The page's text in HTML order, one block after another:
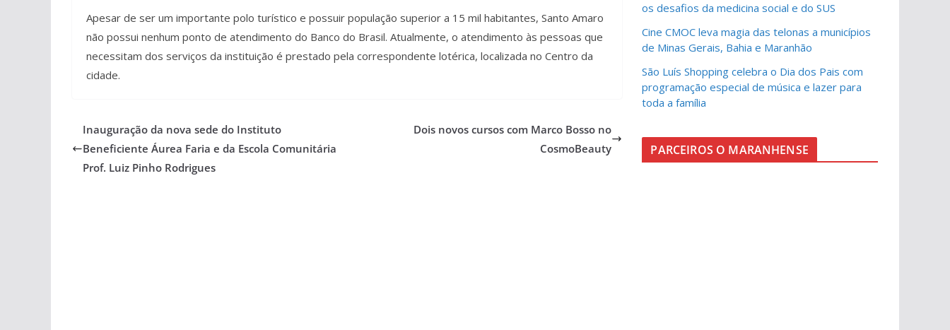
Apesar de ser um importante polo turístico e possuir população superior a 15 mil habitantes, Santo Amaro
não possui nenhum ponto de atendimento do Banco do Brasil. Atualmente, o atendimento às pessoas que
necessitam dos serviços da instituição é prestado pela correspondente lotérica, localizada no Centro da
cidade.
Inauguração da nova sede do Instituto
Beneficiente Áurea Faria e da Escola Comunitária
Prof. Luiz Pinho Rodrigues
Dois novos cursos com Marco Bosso no
CosmoBeauty
os desafios da medicina social e do SUS
Cine CMOC leva magia das telonas a municípios
de Minas Gerais, Bahia e Maranhão
São Luís Shopping celebra o Dia dos Pais com
programação especial de música e lazer para
toda a família
PARCEIROS O MARANHENSE